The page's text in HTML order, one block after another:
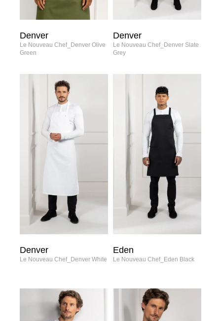
Denver
Le Nouveau Chef_Denver Olive
Green
Denver
Le Nouveau Chef_Denver Slate
Grey
Denver
Le Nouveau Chef_Denver White
Eden
Le Nouveau Chef_Eden Black